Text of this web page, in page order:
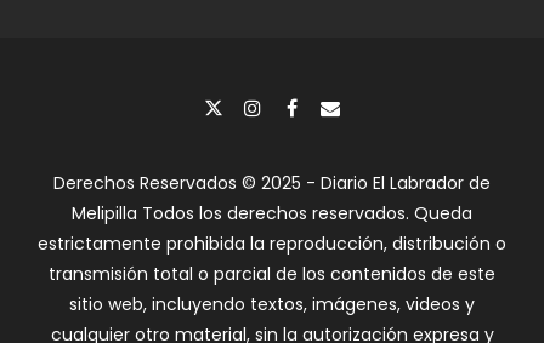
Derechos Reservados © 2025 - Diario El Labrador de
Melipilla Todos los derechos reservados. Queda
estrictamente prohibida la reproducción, distribución o
transmisión total o parcial de los contenidos de este
sitio web, incluyendo textos, imágenes, videos y
cualquier otro material, sin la autorización expresa y